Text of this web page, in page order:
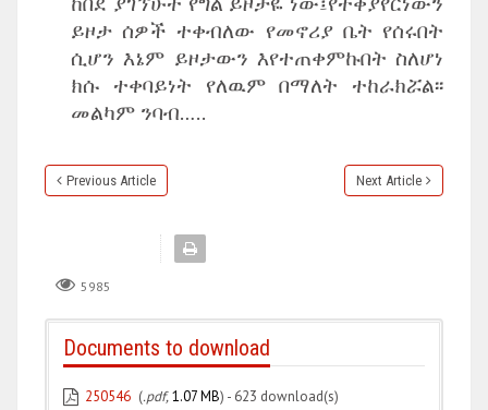
ይዞታ ሰዎች ተቀብለው የመኖሪያ ቤት የሰሩበት
ሲሆን እኔም ይዞታውን እየተጠቀምኩበት ስለሆነ
ክሱ ተቀባይነት የለዉም በማለት ተከራክሯል፡፡
መልካም ንባብ…..
Previous Article Next Article
5985
Documents to download
250546 (.pdf,1.07 MB) - 623 download(s)